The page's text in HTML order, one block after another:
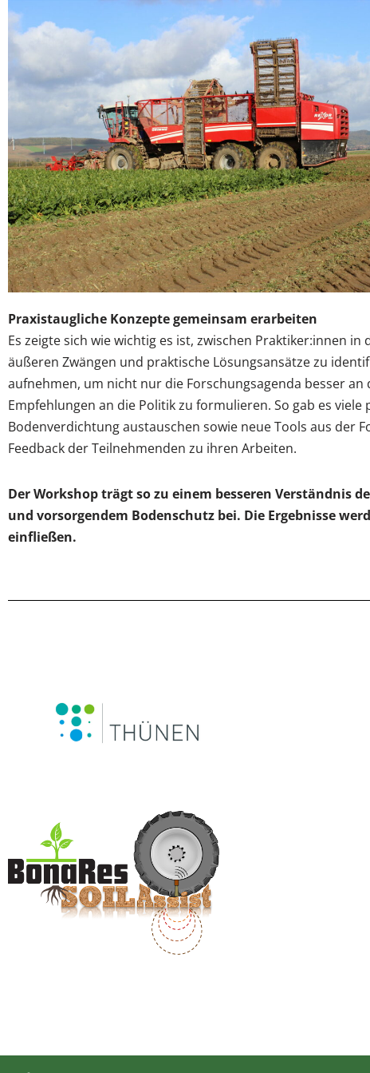
Praxistaugliche Konzepte gemeinsam erarbeiten
Es zeigte sich wie wichtig es ist, zwischen Praktiker:innen
äußeren Zwängen und praktische Lösungsansätze zu
aufnehmen, um nicht nur die Forschungsagenda besser
Empfehlungen an die Politik zu formulieren. So gab es
Bodenverdichtung austauschen sowie neue Tools aus der
Feedback der Teilnehmenden zu ihren Arbeiten.
Der Workshop trägt so zu einem besseren Verständnis
und vorsorgendem Bodenschutz bei. Die Ergebnisse
einfließen.